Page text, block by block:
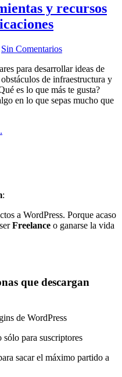
y recursos
Sin Comentarios
para desarrollar ideas de
de infraestructura y
es lo que más te gusta?
en lo que sepas mucho que
:
a WordPress. Porque acaso
Freelance o ganarse la vida
que descargan
de WordPress
para suscriptores
sacar el máximo partido a